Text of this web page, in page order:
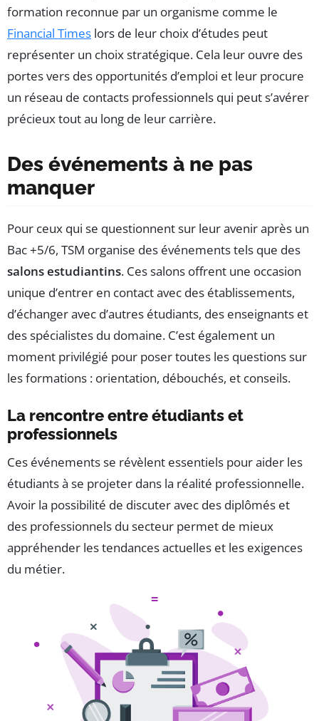
formation reconnue par un organisme comme le
Financial Times lors de leur choix d’études peut
représenter un choix stratégique. Cela leur ouvre des
portes vers des opportunités d’emploi et leur procure
un réseau de contacts professionnels qui peut s’avérer
précieux tout au long de leur carrière.
Des événements à ne pas
manquer
Pour ceux qui se questionnent sur leur avenir après un
Bac +5/6, TSM organise des événements tels que des
salons estudiantins. Ces salons offrent une occasion
unique d’entrer en contact avec des établissements,
d’échanger avec d’autres étudiants, des enseignants et
des spécialistes du domaine. C’est également un
moment privilégié pour poser toutes les questions sur
les formations : orientation, débouchés, et conseils.
La rencontre entre étudiants et
professionnels
Ces événements se révèlent essentiels pour aider les
étudiants à se projeter dans la réalité professionnelle.
Avoir la possibilité de discuter avec des diplômés et
des professionnels du secteur permet de mieux
appréhender les tendances actuelles et les exigences
du métier.